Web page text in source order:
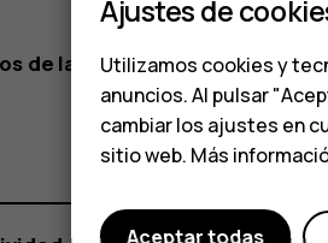
de la cámara
Ajustes de
Utilizamos cookies y
anuncios. Al pulsar
cambiar los ajustes en
sitio web. Más
Aceptar todas